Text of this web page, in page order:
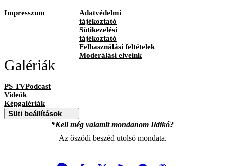
Impresszum
Adatvédelmi
tájékoztató
Sütikezelési
tájékoztató
Felhasználási feltételek
Moderálási elveink
Galériák
PS TVPodcast
Videók
Képgalériák
Süti beállítások
*Kell még valamit mondanom Ildikó?
Az őszödi beszéd utolsó mondata.